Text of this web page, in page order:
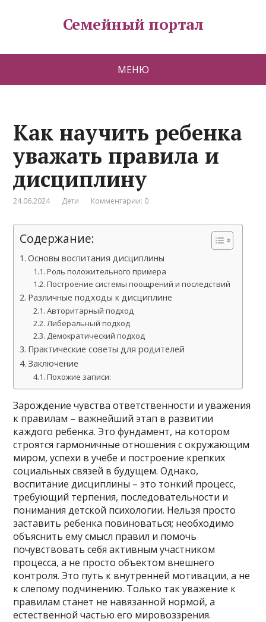
Семейный портал
МЕНЮ
Как научить ребенка
уважать правила и
дисциплину
24.06.2024 Дети Комментарии: 0
Содержание:
Основы воспитания дисциплины
Роль положительного примера
Построение системы поощрений и последствий
Различные подходы к дисциплине
Авторитарный подход
Либеральный подход
Демократический подход
Практические советы для родителей
Заключение
Похожие записи:
Зарождение чувства ответственности и уважения
к правилам – важнейший этап в развитии
каждого ребенка. Это фундамент, на котором
строятся гармоничные отношения с окружающим
миром, успехи в учебе и построение крепких
социальных связей в будущем. Однако,
воспитание дисциплины – это тонкий процесс,
требующий терпения, последовательности и
понимания детской психологии. Нельзя просто
заставить ребенка повиноваться; необходимо
объяснить ему смысл правил и помочь
почувствовать себя активным участником
процесса, а не просто объектом внешнего
контроля. Это путь к внутренней мотивации, а не
к слепому подчинению. Только так уважение к
правилам станет не навязанной нормой, а
естественной частью его мировоззрения.